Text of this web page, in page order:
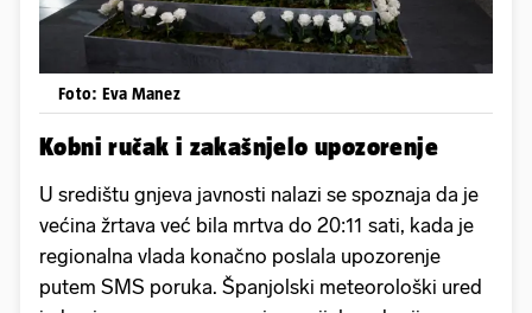
Foto: Eva Manez
Kobni ručak i zakašnjelo upozorenje
U središtu gnjeva javnosti nalazi se spoznaja da je
većina žrtava već bila mrtva do 20:11 sati, kada je
regionalna vlada konačno poslala upozorenje
putem SMS poruka. Španjolski meteorološki ured